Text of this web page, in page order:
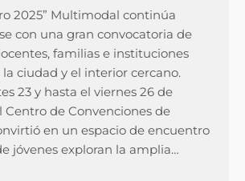
2025” Multimodal continúa
con una gran convocatoria de
familias e instituciones
ciudad y el interior cercano.
23 y hasta el viernes 26 de
Centro de Convenciones de
en un espacio de encuentro
jóvenes exploran la amplia…